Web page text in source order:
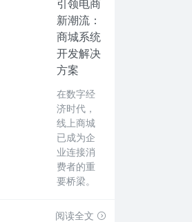
引领电商
新潮流：
商城系统
开发解决
方案
在数字经
济时代，
线上商城
已成为企
业连接消
费者的重
要桥梁。
阅读全文